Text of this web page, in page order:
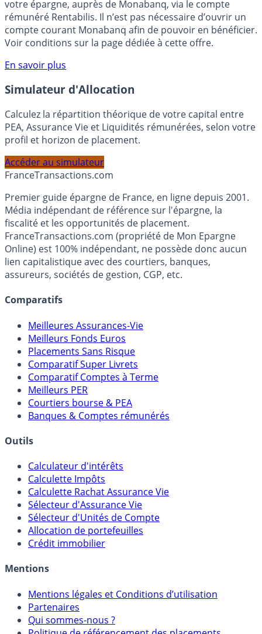
Bénéficiez de cette offre de placement sans risque pour
votre épargne, auprès de Monabanq, via le compte
rémunéré Rentabilis. Il n’est pas nécessaire d’ouvrir un
compte courant Monabanq afin de pouvoir en bénéficier.
Voir conditions sur la page dédiée à cette offre.
En savoir plus
Simulateur d'Allocation
Calculez la répartition théorique de votre capital entre
profil et horizon de placement.
FranceTransactions.com
Premier guide épargne de France, en ligne depuis 2001.
Média indépendant de référence sur l'épargne, la
fiscalité et les opportunités de placement.
FranceTransactions.com (propriété de Mon Epargne
Online) est 100% indépendant, ne possède donc aucun
assureurs, sociétés de gestion, CGP, etc.
Comparatifs
Meilleures Assurances-Vie
Meilleurs Fonds Euros
Placements Sans Risque
Comparatif Super Livrets
Comparatif Comptes à Terme
Meilleurs PER
Courtiers bourse & PEA
Banques & Comptes rémunérés
Outils
Calculateur d'intérêts
Calculette Impôts
Calculette Rachat Assurance Vie
Sélecteur d'Assurance Vie
Sélecteur d'Unités de Compte
Crédit immobilier
Mentions
Mentions légales et Conditions d’utilisation
Partenaires